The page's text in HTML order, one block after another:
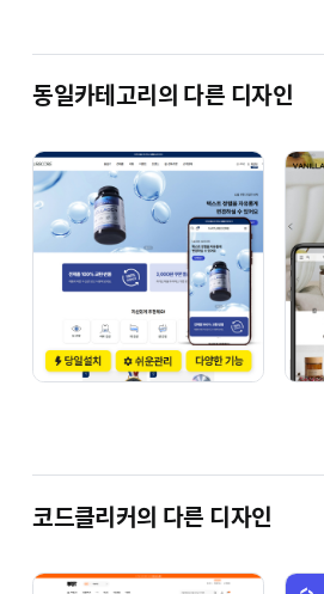
동일카테고리의 다른 디자인
코드클리커의 다른 디자인